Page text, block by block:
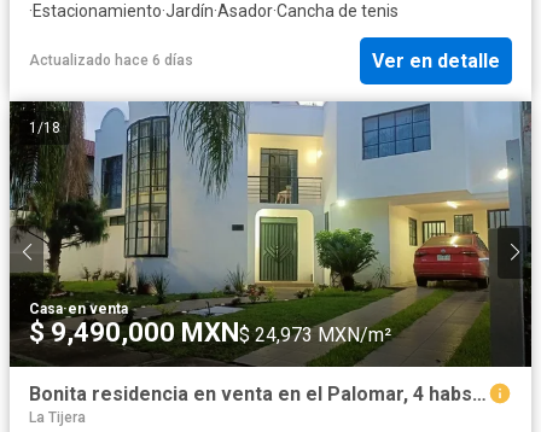
·Estacionamiento·Jardín·Asador·Cancha de tenis
Actualizado hace 6 días Ver en detalle
1/18
Casa·en venta
$ 9,490,000 MXN$ 24,973 MXN/m²
Bonita residencia en venta en el Palomar, 4 habs + cuarto de servicio, estudio.
La Tijera